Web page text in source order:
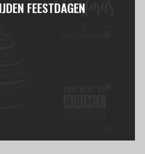
FEESTDAGEN